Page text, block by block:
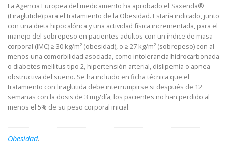
La Agencia Europea del medicamento ha aprobado el Saxenda®
(Liraglutide) para el tratamiento de la Obesidad. Estaría indicado, junto
con una dieta hipocalórica y una actividad física incrementada, para el
manejo del sobrepeso en pacientes adultos con un índice de masa
corporal (IMC) ≥ 30 kg/m² (obesidad), o ≥ 27 kg/m² (sobrepeso) con al
menos una comorbilidad asociada, como intolerancia hidrocarbonada
o diabetes mellitus tipo 2, hipertensión arterial, dislipemia o apnea
obstructiva del sueño. Se ha incluido en ficha técnica que el
tratamiento con liraglutida debe interrumpirse si después de 12
semanas con la dosis de 3 mg/día, los pacientes no han perdido al
menos el 5% de su peso corporal inicial.
Obesidad.